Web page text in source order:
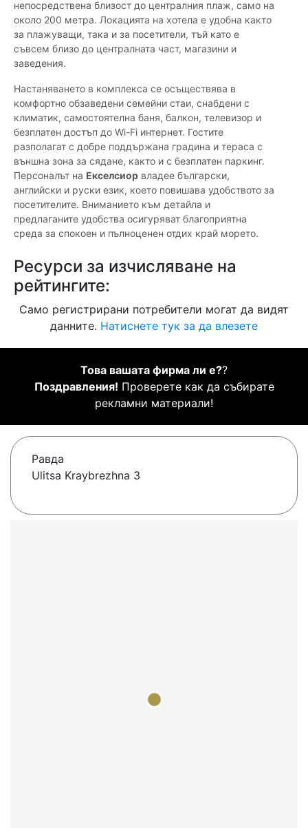
непосредствена близост до централния плаж, само на
около 200 метра. Локацията на хотела е удобна както
за плажуващи, така и за посетители, тъй като е
съвсем близо до централната част, магазини и
заведения.
Настаняването в комплекса се осъществява в
комфортно обзаведени семейни стаи, снабдени с
климатик, самостоятелна баня, балкон, телевизор и
безплатен достъп до Wi-Fi интернет. Гостите
разполагат с добре поддържана градина и тераса с
външна зона за сядане, както и с безплатен паркинг.
Персоналът на Екселсиор владее български,
английски и руски език, което повишава удобството за
посетителите. Вниманието към детайла и
предлаганите удобства осигуряват благоприятна
среда за спокоен и пълноценен отдих край морето.
Ресурси за изчисляване на
рейтингите:
Само регистрирани потребители могат да видят
данните. Натиснете тук за да влезете
Това вашата фирма ли е??
Поздравления! Проверете как да събирате
рекламни материали!
Равда
Ulitsa Kraybrezhna 3